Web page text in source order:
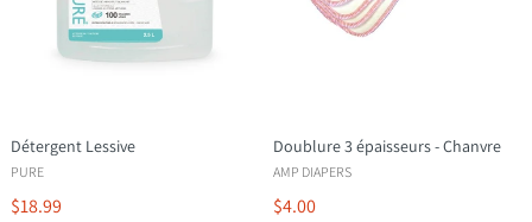
Détergent Lessive
PURE
$18.99
Doublure 3 épaisseurs - Chanvre
AMP DIAPERS
$4.00